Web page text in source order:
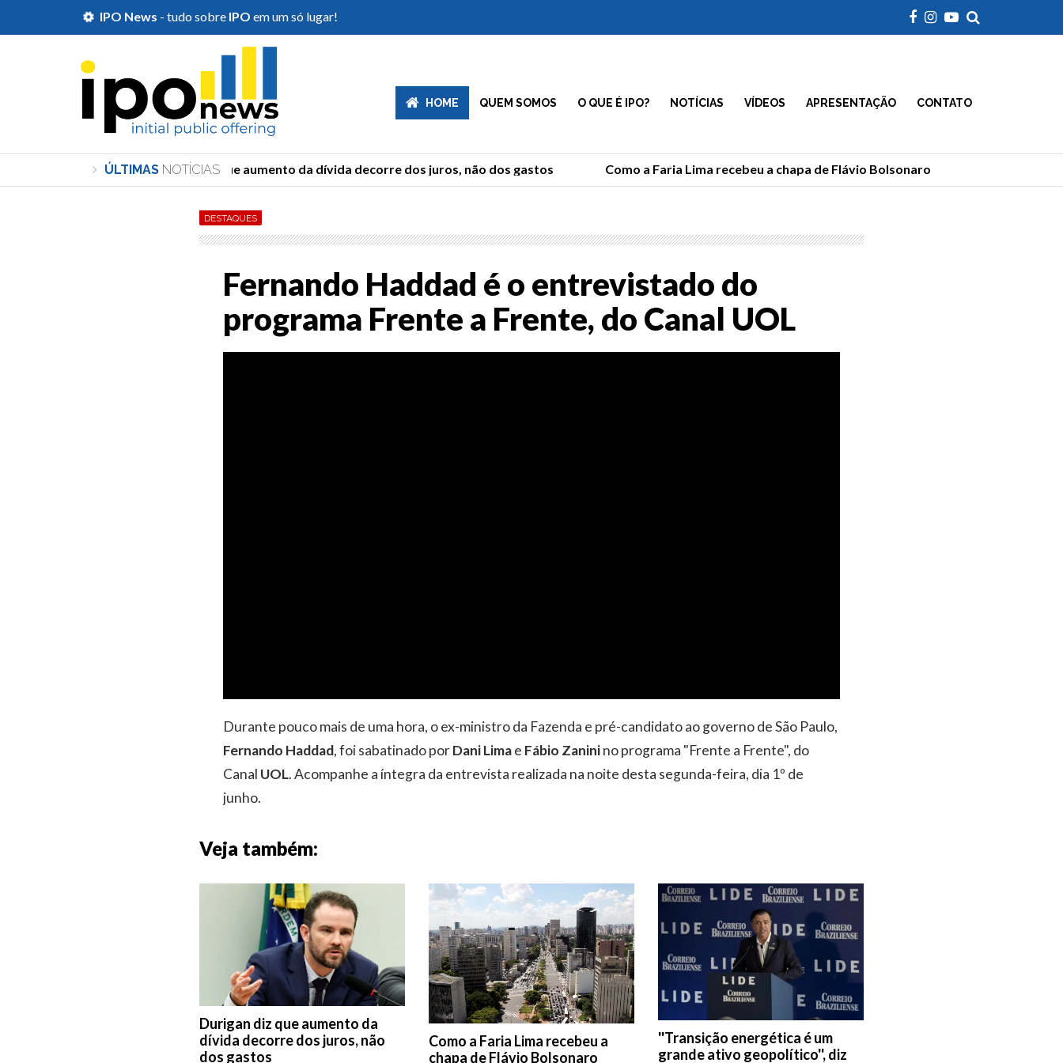
IPO News - tudo sobre IPO em um só lugar!
HOME QUEM SOMOS O QUE É IPO? NOTÍCIAS VÍDEOS APRESENTAÇÃO CONTATO
ÚLTIMAS NOTÍCIAS
Durigan diz que aumento da dívida decorre dos juros, não dos gastos Como a Faria Lima recebeu a chapa de Flávio Bolsonaro
DESTAQUES
Fernando Haddad é o entrevistado do
programa Frente a Frente, do Canal UOL
Durante pouco mais de uma hora, o ex-ministro da Fazenda e pré-candidato ao governo de São Paulo,
Fernando Haddad, foi sabatinado porDani Limae Fábio Zaninino programa "Frente a Frente", do
Canal UOL. Acompanhe a íntegra da entrevista realizada na noite desta segunda-feira, dia 1º de
junho.
Veja também:
Durigan diz que aumento da
dívida decorre dos juros, não
dos gastos
Como a Faria Lima recebeu a
chapa de Flávio Bolsonaro
''Transição energética é um
grande ativo geopolítico'', diz